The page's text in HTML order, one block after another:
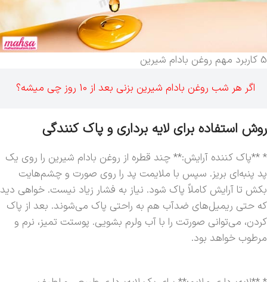
5 کاربرد مهم روغن بادام شیرین
اگر هر شب روغن بادام شیرین بزنی بعد از 10 روز چی میشه؟
روش استفاده برای لایه برداری و پاک کنندگی
* **پاک کننده آرایش:** چند قطره از روغن بادام شیرین را روی یک
پد پنبه‌ای بریز. سپس با ملایمت پد را روی صورت و چشم‌هایت
بکش تا آرایش کاملاً پاک شود. نیاز به فشار زیاد نیست. خواهی دید
که حتی ریمیل‌های ضدآب هم به راحتی پاک می‌شوند. بعد از پاک
کردن، می‌توانی صورتت را با آب ولرم بشویی. پوستت تمیز، نرم و
مرطوب خواهد بود.